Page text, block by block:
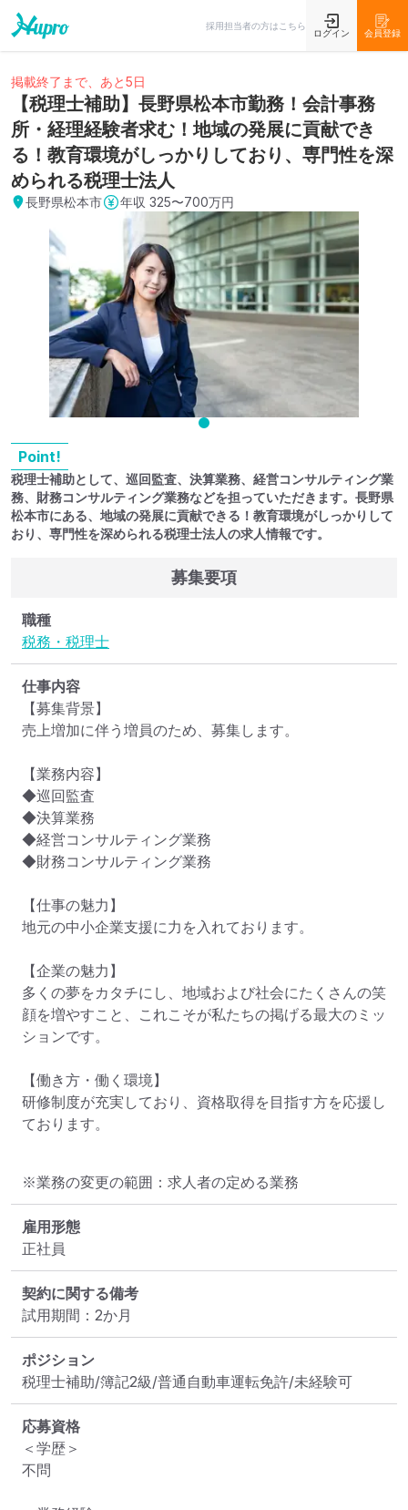
採用担当者の方はこちら
ログイン 会員登録
掲載終了まで、あと5日
【税理士補助】長野県松本市勤務！会計事務
所・経理経験者求む！地域の発展に貢献でき
る！教育環境がしっかりしており、専門性を深
められる税理士法人
長野県松本市 年収 325〜700万円
Point!
税理士補助として、巡回監査、決算業務、経営コンサルティング業
務、財務コンサルティング業務などを担っていただきます。長野県
松本市にある、地域の発展に貢献できる！教育環境がしっかりして
おり、専門性を深められる税理士法人の求人情報です。
募集要項
職種
税務・税理士
仕事内容
【募集背景】
売上増加に伴う増員のため、募集します。
【業務内容】
◆巡回監査
◆決算業務
◆経営コンサルティング業務
◆財務コンサルティング業務
【仕事の魅力】
地元の中小企業支援に力を入れております。
【企業の魅力】
多くの夢をカタチにし、地域および社会にたくさんの笑
顔を増やすこと、これこそが私たちの掲げる最大のミッ
ションです。
【働き方・働く環境】
研修制度が充実しており、資格取得を目指す方を応援し
ております。
※業務の変更の範囲：求人者の定める業務
雇用形態
正社員
契約に関する備考
試用期間：2か月
ポジション
税理士補助/簿記2級/普通自動車運転免許/未経験可
応募資格
＜学歴＞
不問